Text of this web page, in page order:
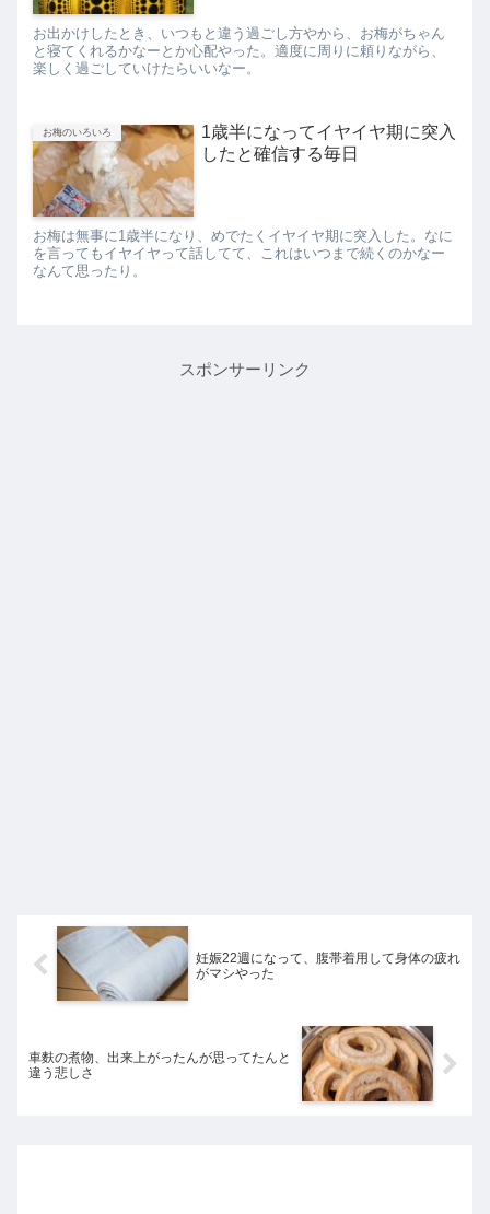
お出かけしたとき、いつもと違う過ごし方やから、お梅がちゃん
と寝てくれるかなーとか心配やった。適度に周りに頼りながら、
楽しく過ごしていけたらいいなー。
お梅のいろいろ
1歳半になってイヤイヤ期に突入
したと確信する毎日
お梅は無事に1歳半になり、めでたくイヤイヤ期に突入した。なに
を言ってもイヤイヤって話してて、これはいつまで続くのかなー
なんて思ったり。
スポンサーリンク
妊娠22週になって、腹帯着用して身体の疲れ
がマシやった
車麩の煮物、出来上がったんが思ってたんと
違う悲しさ